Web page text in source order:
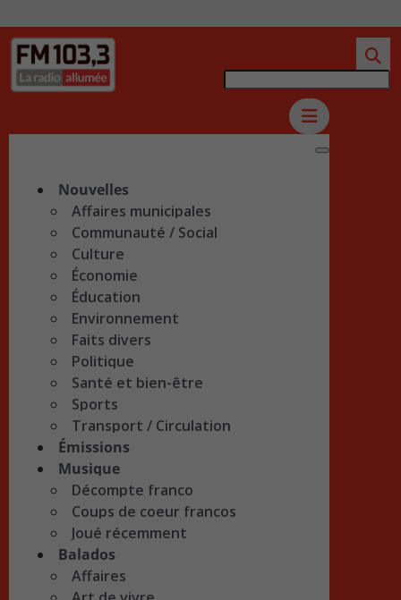
Nouvelles
Affaires municipales
Communauté / Social
Culture
Économie
Éducation
Environnement
Faits divers
Politique
Santé et bien-être
Sports
Transport / Circulation
Émissions
Musique
Décompte franco
Coups de coeur francos
Joué récemment
Balados
Affaires